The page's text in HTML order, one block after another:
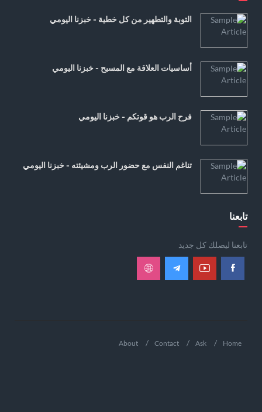
التوبة والتطهير من كل خطية - خبزنا اليومي
أساسيات العلاقة مع المسيح - خبزنا اليومي
فرح الرب هو قوتكم - خبزنا اليومي
تناغم النفس مع حضور الرب ومشيئته - خبزنا اليومي
تابعنا
تابعنا ليصلك كل جديد
Home
Ask
Contact
About